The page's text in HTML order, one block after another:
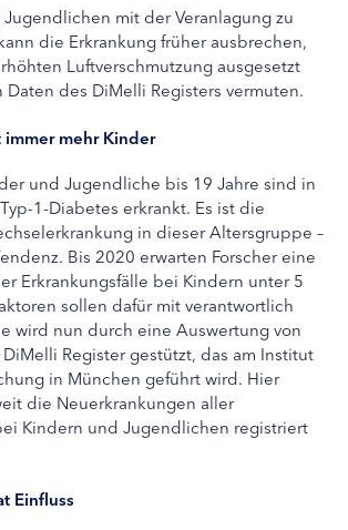
mit der Veranlagung zu
die Erkrankung früher ausbrechen,
Luftverschmutzung ausgesetzt
Daten des DiMelli Registers vermuten.
mehr Kinder
und Jugendliche bis 19 Jahre sind in
1-Diabetes erkrankt. Es ist die
in dieser Altersgruppe –
Bis 2020 erwarten Forscher eine
Erkrankungsfälle bei Kindern unter 5
sollen dafür mit verantwortlich
wird nun durch eine Auswertung von
Register gestützt, das am Institut
in München geführt wird. Hier
die Neuerkrankungen aller
Kindern und Jugendlichen registriert
Einfluss